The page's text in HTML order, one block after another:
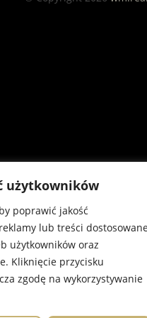
użytkowników
poprawić jakość
lub treści
użytkowników oraz
Kliknięcie przycisku
zgodę na wykorzystywanie